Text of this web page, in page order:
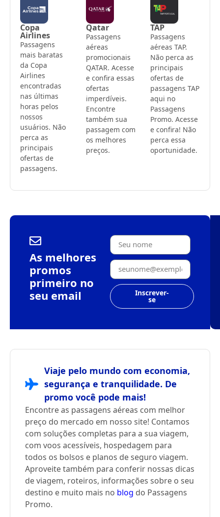
Copa
Airlines
Passagens
mais baratas
da Copa
Airlines
encontradas
nas últimas
horas pelos
nossos
usuários. Não
perca as
principais
ofertas de
passagens.
Qatar
Passagens
aéreas
promocionais
QATAR. Acesse
e confira essas
ofertas
imperdíveis.
Encontre
também sua
passagem com
os melhores
preços.
TAP
Passagens
aéreas TAP.
Não perca as
principais
ofertas de
passagens TAP
aqui no
Passagens
Promo. Acesse
e confira! Não
perca essa
oportunidade.
As melhores
promos
primeiro no
seu email
Inscrever-
se
Viaje pelo mundo com economia,
segurança e tranquilidade. De
promo você pode mais!
Encontre as passagens aéreas com melhor
preço do mercado em nosso site! Contamos
com soluções completas para a sua viagem,
com voos acessíveis, hospedagem para
todos os bolsos e planos de seguro viagem.
Aproveite também para conferir nossas dicas
de viagem, roteiros, informações sobre o seu
destino e muito mais no blog do Passagens
Promo.